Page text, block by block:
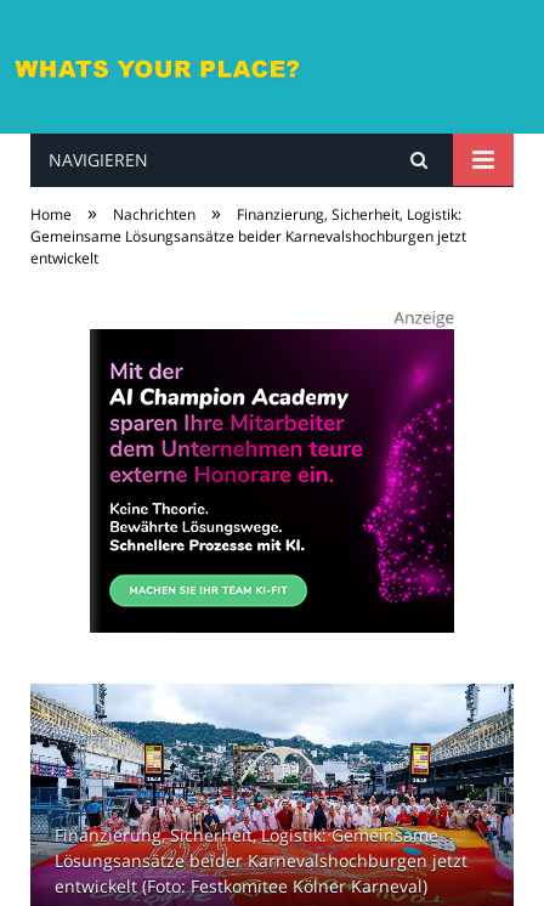
whatsyourplace.de
NAVIGIEREN
Home » Nachrichten »
Finanzierung, Sicherheit, Logistik:
Gemeinsame Lösungsansätze beider Karnevalshochburgen jetzt
entwickelt
Finanzierung, Sicherheit, Logistik: Gemeinsame
Lösungsansätze beider Karnevalshochburgen jetzt
entwickelt (Foto: Festkomitee Kölner Karneval)